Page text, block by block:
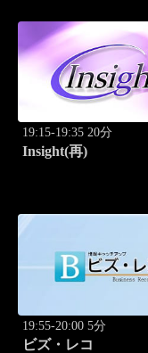
19:15-19:35 20分
Insight(再)
19:55-20:00 5分
ビズ・レコ